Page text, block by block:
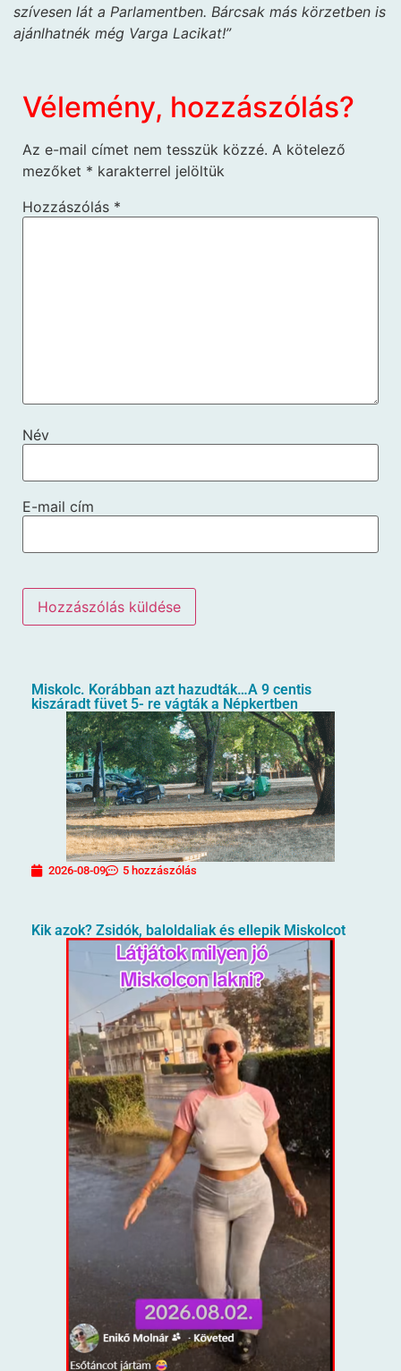
szívesen lát a Parlamentben. Bárcsak más körzetben is
ajánlhatnék még Varga Lacikat!”
Vélemény, hozzászólás?
Az e-mail címet nem tesszük közzé. A kötelező
mezőket * karakterrel jelöltük
Hozzászólás *
Név
E-mail cím
Miskolc. Korábban azt hazudták…A 9 centis
kiszáradt füvet 5- re vágták a Népkertben
2026-08-09 5 hozzászólás
Kik azok? Zsidók, baloldaliak és ellepik Miskolcot